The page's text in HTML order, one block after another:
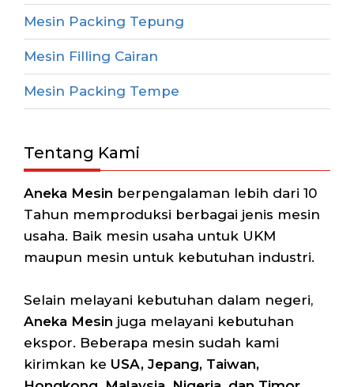
Mesin Packing Tepung
Mesin Filling Cairan
Mesin Packing Tempe
Tentang Kami
Aneka Mesin berpengalaman lebih dari 10
Tahun memproduksi berbagai jenis mesin
usaha. Baik mesin usaha untuk UKM
maupun mesin untuk kebutuhan industri.
Selain melayani kebutuhan dalam negeri,
Aneka Mesin juga melayani kebutuhan
ekspor. Beberapa mesin sudah kami
kirimkan ke USA, Jepang, Taiwan,